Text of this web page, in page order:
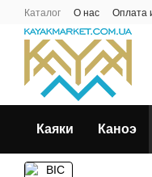
Перейти к основному
Каталог О нас Оплата
Каяки Каноэ